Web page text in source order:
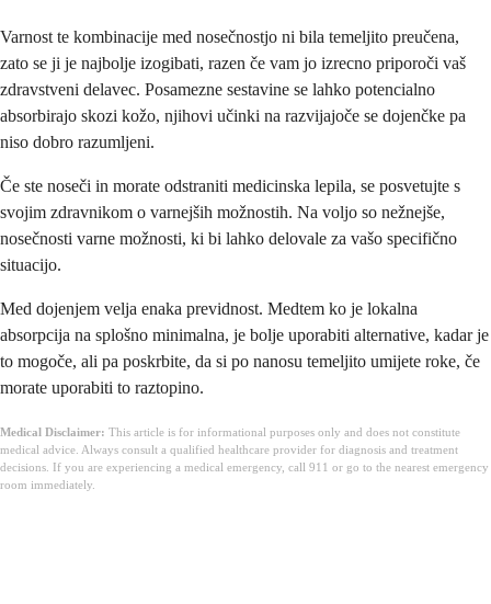
Varnost te kombinacije med nosečnostjo ni bila temeljito preučena,
zato se ji je najbolje izogibati, razen če vam jo izrecno priporoči vaš
zdravstveni delavec. Posamezne sestavine se lahko potencialno
absorbirajo skozi kožo, njihovi učinki na razvijajoče se dojenčke pa
niso dobro razumljeni.
Če ste noseči in morate odstraniti medicinska lepila, se posvetujte s
svojim zdravnikom o varnejših možnostih. Na voljo so nežnejše,
nosečnosti varne možnosti, ki bi lahko delovale za vašo specifično
situacijo.
Med dojenjem velja enaka previdnost. Medtem ko je lokalna
absorpcija na splošno minimalna, je bolje uporabiti alternative, kadar je
to mogoče, ali pa poskrbite, da si po nanosu temeljito umijete roke, če
morate uporabiti to raztopino.
Medical Disclaimer: This article is for informational purposes only and does not constitute
medical advice. Always consult a qualified healthcare provider for diagnosis and treatment
decisions. If you are experiencing a medical emergency, call 911 or go to the nearest emergency
room immediately.